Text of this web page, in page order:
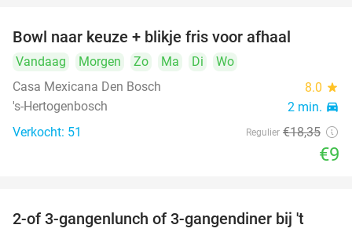
Bowl naar keuze + blikje fris voor afhaal
Vandaag Morgen Zo Ma Di
Wo
Casa Mexicana Den Bosch
8.0 star
's-Hertogenbosch 2 min. directions_car
Verkocht: 51 Regulier €18,35
€9
35%
2-of 3-gangenlunch of 3-gangendiner bij 't